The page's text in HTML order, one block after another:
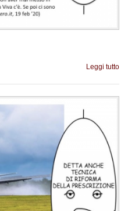
Leggi tutto